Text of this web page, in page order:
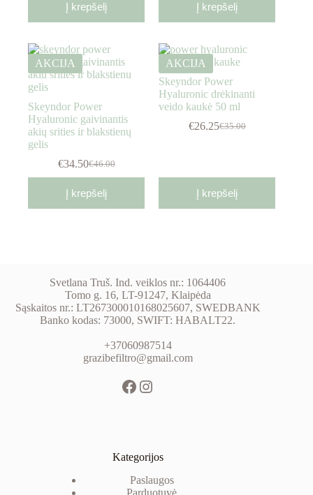
Į krepšelį Į krepšelį
AKCIJA
Skeyndor Power
Hyaluronic gaivinantis
akių srities ir blakstienų
gelis
€46.00
€34.50
Į krepšelį
AKCIJA
Skeyndor Power
Hyaluronic drėkinanti
veido kaukė 50 ml
€35.00
€26.25
Į krepšelį
Svetlana Truš. Ind. veiklos nr.: 1064406
Tomo g. 16, LT-91247, Klaipėda
Sąskaitos nr.: LT267300010168025607, SWEDBANK
Banko kodas: 73000, SWIFT: HABALT22.
+37060987514
grazibefiltro@gmail.com
Kategorijos
Paslaugos